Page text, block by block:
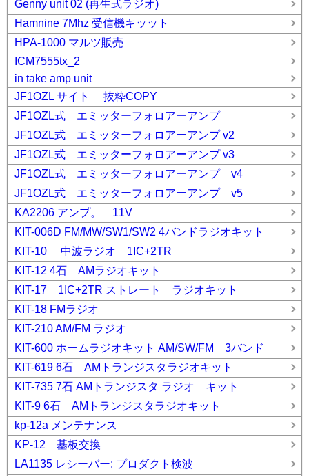
Genny unit 02 (再生式ラジオ)
Hamnine 7Mhz 受信機キッット
HPA-1000 マルツ販売
ICM7555tx_2
in take amp unit
JF1OZL サイト 抜粋COPY
JF1OZL式 エミッターフォロアーアンプ
JF1OZL式 エミッターフォロアーアンプ v2
JF1OZL式 エミッターフォロアーアンプ v3
JF1OZL式 エミッターフォロアーアンプ v4
JF1OZL式 エミッターフォロアーアンプ v5
KA2206 アンプ。 11V
KIT-006D FM/MW/SW1/SW2 4バンドラジオキット
KIT-10 中波ラジオ 1IC+2TR
KIT-12 4石 AMラジオキット
KIT-17 1IC+2TR ストレート ラジオキット
KIT-18 FMラジオ
KIT-210 AM/FM ラジオ
KIT-600 ホームラジオキット AM/SW/FM 3バンド
KIT-619 6石 AMトランジスタラジオキット
KIT-735 7石 AMトランジスタ ラジオ キット
KIT-9 6石 AMトランジスタラジオキット
kp-12a メンテナンス
KP-12 基板交換
LA1135 レシーバー: プロダクト検波